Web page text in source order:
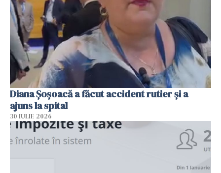
Diana Șoșoacă a făcut accident rutier și a
ajuns la spital
30 IULIE 2026